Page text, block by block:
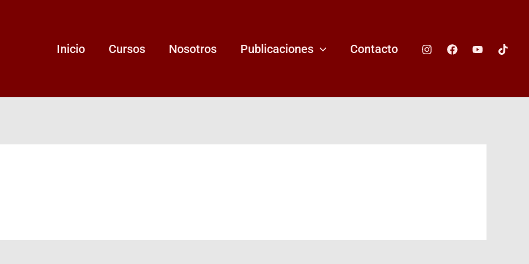
Inicio Cursos Nosotros Publicaciones Contacto